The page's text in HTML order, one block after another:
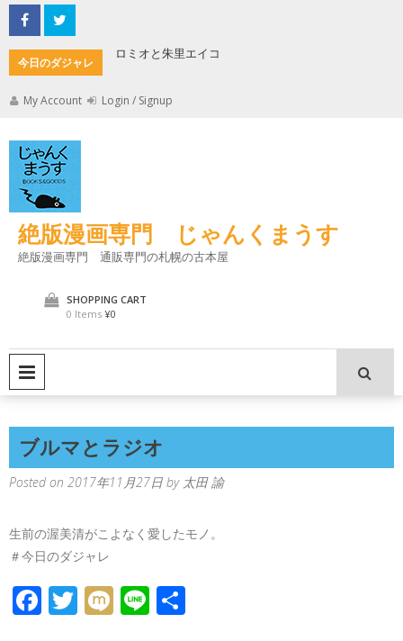
Skip
to
content
今日のダジャレ
ロミオと朱里エイコ
My Account Login / Signup
絶版漫画専門 じゃんくまうす
絶版漫画専門 通販専門の札幌の古本屋
SHOPPING CART
0 Items ¥0
ブルマとラジオ
Posted on 2017年11月27日 by 太田 諭
生前の渥美清がこよなく愛したモノ。
＃今日のダジャレ
FACEBOOK
TWITTER
MIXILINE